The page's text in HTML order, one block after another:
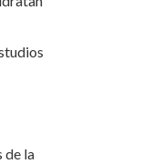
de la